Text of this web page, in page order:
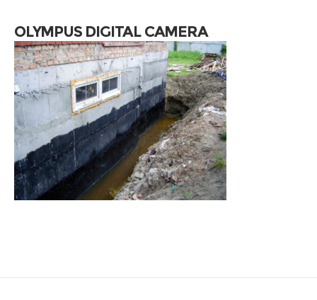
OLYMPUS DIGITAL CAMERA